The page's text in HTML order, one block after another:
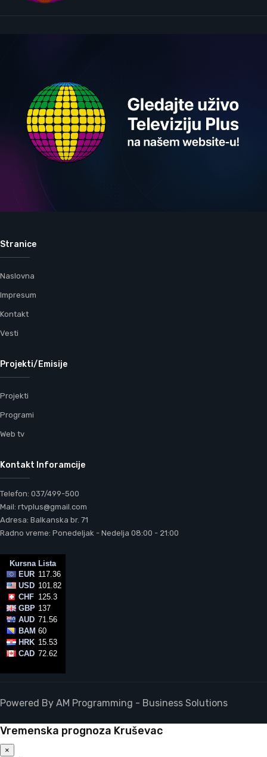
Stranice
Naslovna
Impresum
Kontakt
Vesti
Projekti/Emisije
Projekti
Programi
Web tv
Kontakt Inforamcije
Telefon: 037/499-500
Mail: rtvplus@gmail.com
Adresa: Balkanska br. 71
Radno vreme: Ponedeljak - Nedelja 08:00 - 21:00
Powered By AM Programming - Business Solutions
Vremenska prognoza Kruševac
×